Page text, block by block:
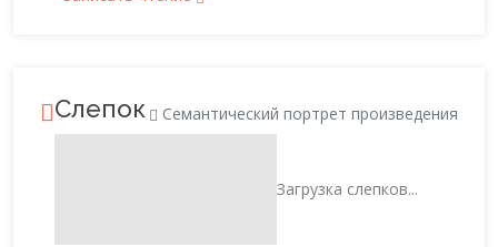
Слепок Семантический портрет произведения
Загрузка слепков...